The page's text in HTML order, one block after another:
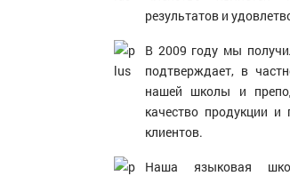
результатов и
В 2009 году мы
подтверждает, в
нашей школы и
качество продукции
клиентов.
Наша языковая